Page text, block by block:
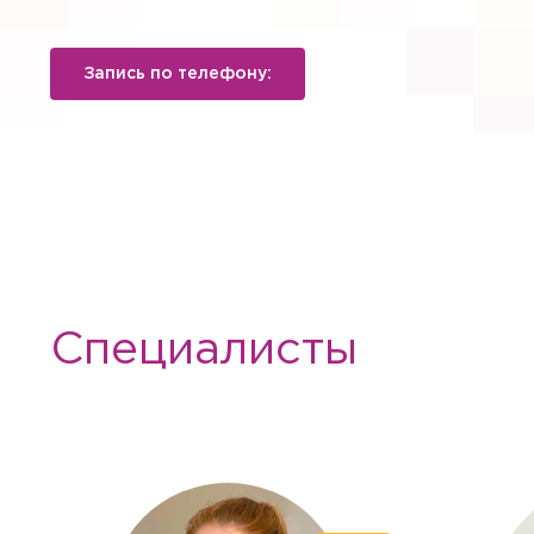
Запись по телефону:
Специалисты
Если Вам необходима
необходимые услуги с